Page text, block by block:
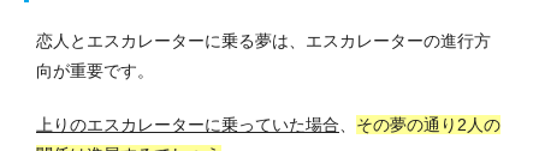
恋人とエスカレーターに乗る夢は、エスカレーターの進行方
向が重要です。
上りのエスカレーターに乗っていた場合、 その夢の通り2人の